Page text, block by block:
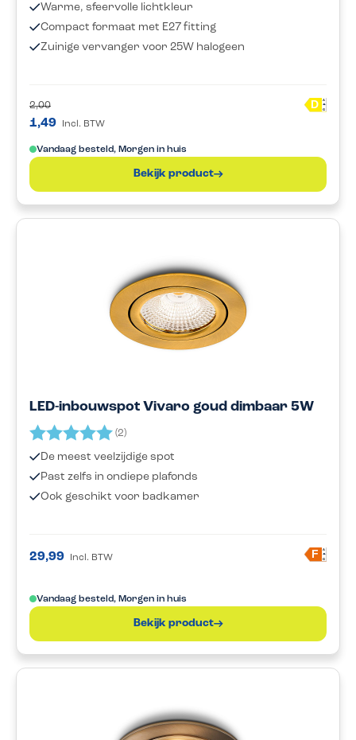
Warme, sfeervolle lichtkleur
Compact formaat met E27 fitting
Zuinige vervanger voor 25W halogeen
2,00
1,49 Incl. BTW
D A
G
Vandaag besteld, Morgen in huis
Bekijk product
LED-inbouwspot Vivaro goud dimbaar 5W
Beoordeling: (2)
De meest veelzijdige spot
Past zelfs in ondiepe plafonds
Ook geschikt voor badkamer
29,99 Incl. BTW F A
G
Vandaag besteld, Morgen in huis
Bekijk product